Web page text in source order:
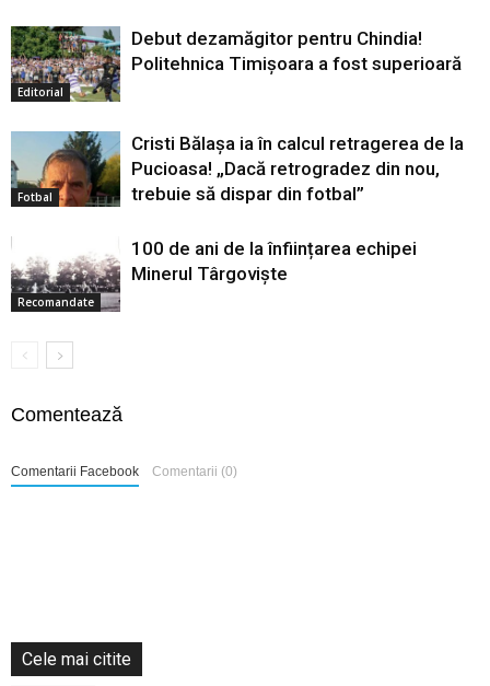
Editorial
Debut dezamăgitor pentru Chindia!
Politehnica Timișoara a fost superioară
Fotbal
Cristi Bălașa ia în calcul retragerea de la
Pucioasa! „Dacă retrogradez din nou,
trebuie să dispar din fotbal”
Recomandate
100 de ani de la înființarea echipei
Minerul Târgoviște
Comentează
Comentarii Facebook Comentarii (0)
Cele mai citite